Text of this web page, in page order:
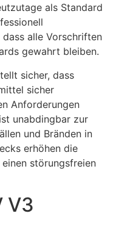
als Standard
alle Vorschriften
gewahrt bleiben.
sicher, dass
sicher
Anforderungen
unabdingbar zur
und Bränden in
erhöhen die
störungsfreien
V3